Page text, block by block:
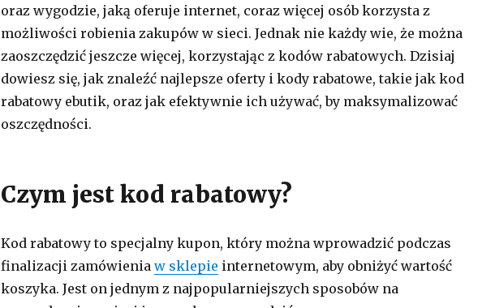
oraz wygodzie, jaką oferuje internet, coraz więcej osób korzysta z
możliwości robienia zakupów w sieci. Jednak nie każdy wie, że można
zaoszczędzić jeszcze więcej, korzystając z kodów rabatowych. Dzisiaj
dowiesz się, jak znaleźć najlepsze oferty i kody rabatowe, takie jak kod
rabatowy ebutik, oraz jak efektywnie ich używać, by maksymalizować
oszczędności.
Czym jest kod rabatowy?
Kod rabatowy to specjalny kupon, który można wprowadzić podczas
finalizacji zamówienia w sklepie internetowym, aby obniżyć wartość
koszyka. Jest on jednym z najpopularniejszych sposobów na